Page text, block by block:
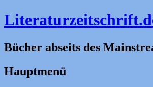
Bücher abseits des
Hauptmenü